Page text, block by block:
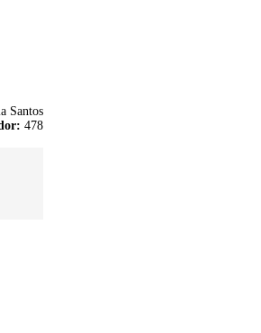
Santos
478